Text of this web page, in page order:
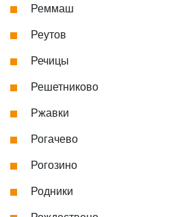
Реммаш
Реутов
Речицы
Решетниково
Ржавки
Рогачево
Рогозино
Родники